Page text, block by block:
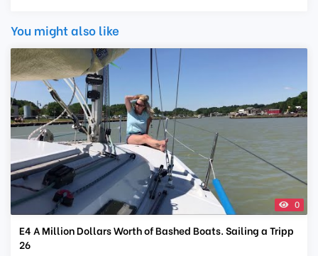
You might also like
0
E4 A Million Dollars Worth of Bashed Boats. Sailing a Tripp
26